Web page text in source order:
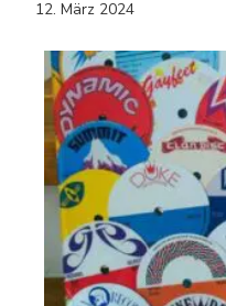
12. März 2024